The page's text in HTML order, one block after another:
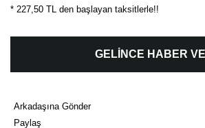
* 227,50 TL den başlayan taksitlerle!!
GELİNCE HABER
Arkadaşına Gönder
Paylaş